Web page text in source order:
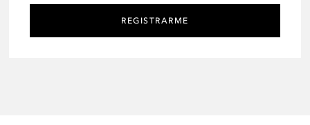
REGISTRARME